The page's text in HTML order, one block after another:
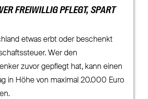
FREIWILLIG PFLEGT, SPART
etwas erbt oder beschenkt
Wer den
zuvor gepflegt hat, kann einen
in Höhe von maximal 20.000 Euro